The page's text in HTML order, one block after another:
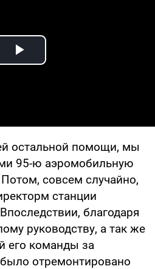
Play Video
остальной помощи, мы
95-ю аэромобильную
совсем случайно,
станции
благодаря
руководству, а так же
его команды за
отремонтировано